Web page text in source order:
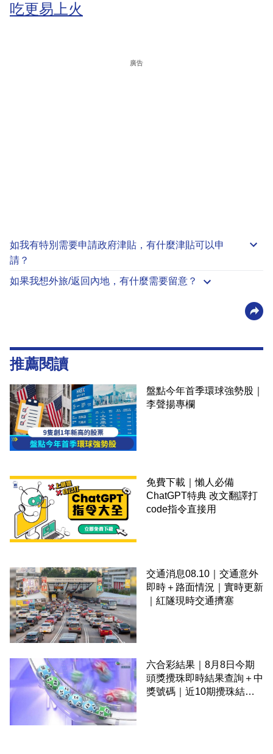
吃更易上火
廣告
如我有特別需要申請政府津貼 ，有什麼津貼可以申
請？
如果我想外旅/返回內地，有什麼需要留意？
推薦閱讀
盤點今年首季環球強勢股｜
李聲揚專欄
免費下載｜懶人必備
ChatGPT特典 改文翻譯打
code指令直接用
交通消息08.10｜交通意外
即時＋路面情況｜實時更新
｜紅隧現時交通擠塞
六合彩結果｜8月8日今期
頭獎攪珠即時結果查詢＋中
獎號碼｜近10期攪珠結果